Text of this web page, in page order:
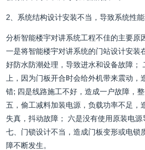
2、系统结构设计安装不当，导致系统性
分析智能楼宇对讲系统工程不佳的主要原
一是将智能楼宇对讲系统的门站设计安装
好防水防潮处理，导致进水和设备故障；
上，因为门板开合时会给外机带来震动，
错; 四是线路施工不好，造成一户故障，
五，偷工减料加装电源，负载功率不足，
失真，抖动故障； 六是没有使用原装电源
七、门锁设计不当，造成门板变形或电锁
障不断发生。